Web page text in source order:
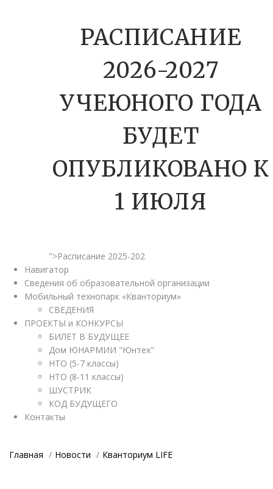
РАСПИСАНИЕ
2026-2027
УЧЕЮНОГО ГОДА
БУДЕТ
ОПУБЛИКОВАНО К
1 ИЮЛЯ
">Расписание 2025-202
Навигатор
Сведения об образовательной организации
Мобильный технопарк «Кванториум»
СВЕДЕНИЯ
ПРОЕКТЫ и КОНКУРСЫ
БИЛЕТ В БУДУЩЕЕ
Дом ЮНАРМИИ "Юнтех"
НТО (5-7 классы)
НТО (8-11 классы)
ШУСТРИК
КОД БУДУЩЕГО
Контакты
Главная Новости Кванториум LIFE